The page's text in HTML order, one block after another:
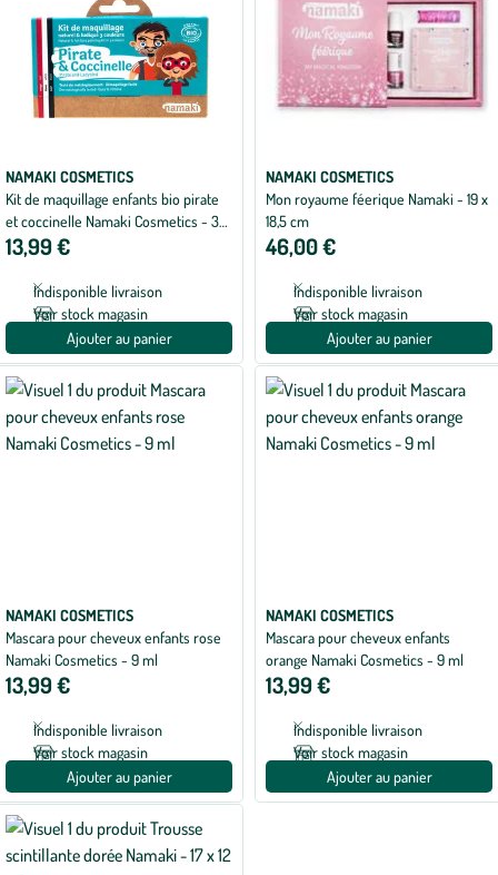
NAMAKI COSMETICS
Kit de maquillage enfants bio pirate
et coccinelle Namaki Cosmetics - 3
couleurs
13,99 €
Indisponible livraison
Voir stock magasin
Ajouter au panier
NAMAKI COSMETICS
Mon royaume féerique Namaki - 19 x
18,5 cm
46,00 €
Indisponible livraison
Voir stock magasin
Ajouter au panier
NAMAKI COSMETICS
Mascara pour cheveux enfants rose
Namaki Cosmetics - 9 ml
13,99 €
Indisponible livraison
Voir stock magasin
Ajouter au panier
NAMAKI COSMETICS
Mascara pour cheveux enfants
orange Namaki Cosmetics - 9 ml
13,99 €
Indisponible livraison
Voir stock magasin
Ajouter au panier